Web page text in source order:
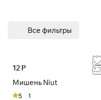
Все фильтры
12 Р
Мишень Niut
5 1
Добавляйте